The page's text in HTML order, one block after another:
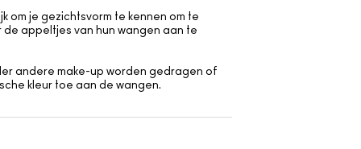
om je gezichtsvorm te kennen om te
appeltjes van hun wangen aan te
andere make-up worden gedragen of
kleur toe aan de wangen.